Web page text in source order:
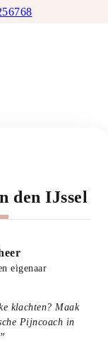
den IJssel
eigenaar
klachten? Maak
Pijncoach in